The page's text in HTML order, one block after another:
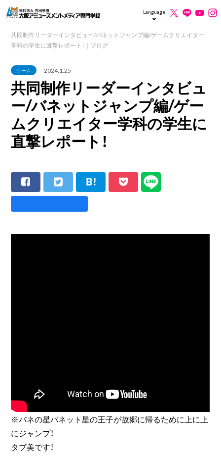
Language
共同制作リーダーインタビュー/バネットジャンプ編/ゲームクリエイター
学科の学生に直撃レポート！｜ブログ
ゲーム 2024.1.25
共同制作リーダーインタビュ
ー/バネットジャンプ編/ゲー
ムクリエイター学科の学生に
直撃レポート！
※バネの星バネット星の王子が故郷に帰るために上に上
にジャンプ！
タブ美です！